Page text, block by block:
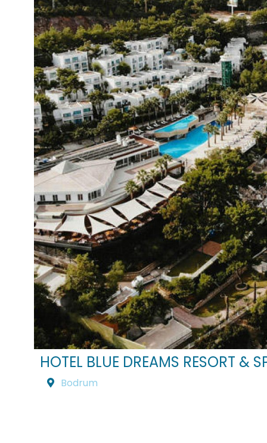
HOTEL BLUE DREAMS RESORT &
Bodrum